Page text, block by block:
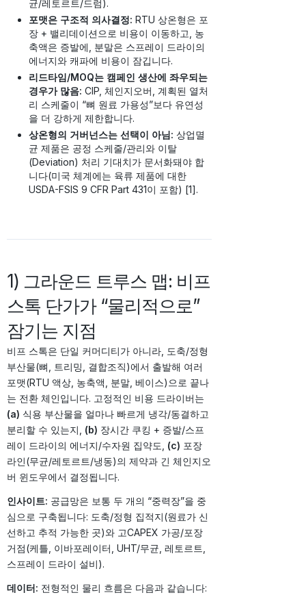
균/레토르트/드럼).
포맷은 구조적 의사결정: RTU 상온형은 포
장 + 밸리데이션으로 비용이 이동하고, 농
축액은 증발에, 분말은 스프레이 드라이의
에너지와 캐파에 비용이 잠깁니다.
리드타임/MOQ는 캠페인 생산에 좌우되는
경우가 많음: CIP, 체인지오버, 계획된 열처
리 스케줄이 “뼈 원료 가용성”보다 유연성
을 더 강하게 제한합니다.
상온형의 거버넌스는 선택이 아님: 상업멸
균 제품은 공정 스케줄/관리와 이탈
(Deviation) 처리 기대치가 문서화돼야 합
니다(미국 체계에는 육류 제품에 대한
USDA-FSIS 9 CFR Part 431이 포함) [1].
1) 그라운드 트루스 맵: 비프
스톡 단가가 “물리적으로”
잠기는 지점
비프 스톡은 단일 커머디티가 아니라, 도축/정형
부산물(뼈, 트리밍, 결합조직)에서 출발해 여러
포맷(RTU 액상, 농축액, 분말, 베이스)으로 끝나
는 전환 체인입니다. 고정적인 비용 드라이버는
(a) 식용 부산물을 얼마나 빠르게 냉각/동결하고
분리할 수 있는지, (b) 장시간 쿠킹 + 증발/스프
레이 드라이의 에너지/수자원 집약도, (c) 포장
라인(무균/레토르트/냉동)의 제약과 긴 체인지오
버 윈도우에서 결정됩니다.
인사이트: 공급망은 보통 두 개의 “중력장”을 중
심으로 구축됩니다: 도축/정형 집적지(원료가 신
선하고 추적 가능한 곳)와 고CAPEX 가공/포장
거점(케틀, 이바포레이터, UHT/무균, 레토르트,
스프레이 드라이 설비).
데이터: 전형적인 물리 흐름은 다음과 같습니다: